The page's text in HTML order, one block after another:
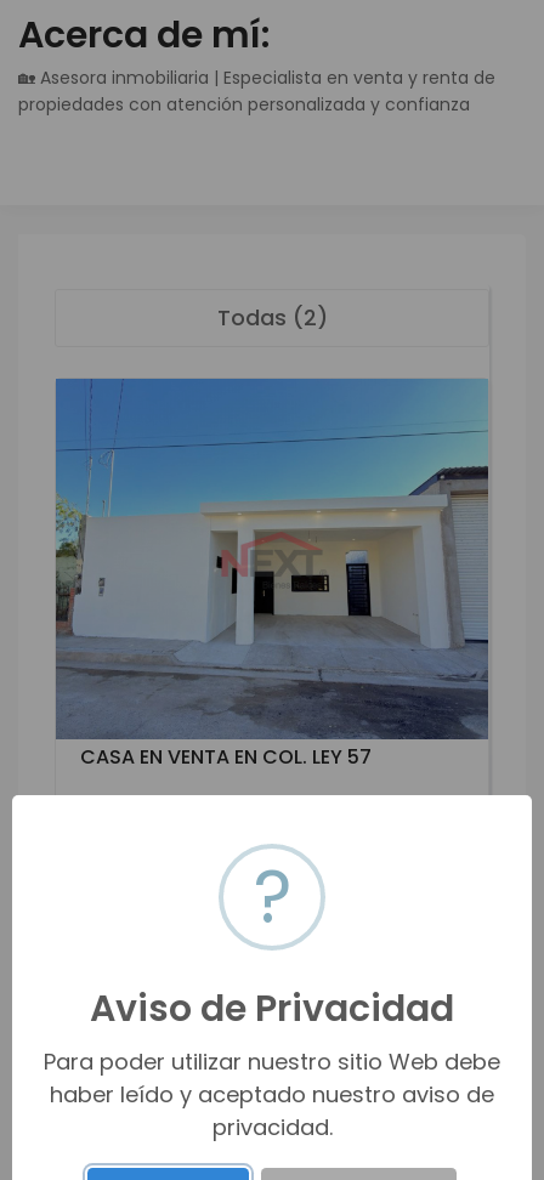
Acerca de mí:
🏡 Asesora inmobiliaria | Especialista en venta y renta de
propiedades con atención personalizada y confianza
Todas (2)
CASA EN VENTA EN COL. LEY 57
1
HMOV-18343
?
Aviso de Privacidad
Para poder utilizar nuestro sitio Web debe
haber leído y aceptado nuestro aviso de
privacidad.